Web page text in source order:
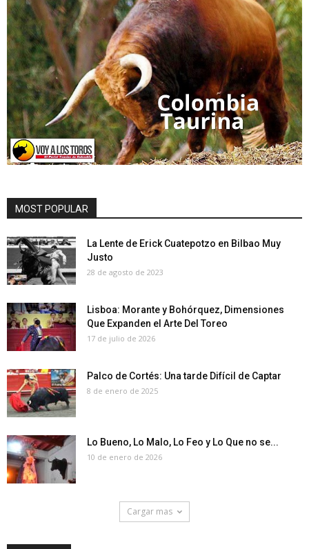
MOST POPULAR
La Lente de Erick Cuatepotzo en Bilbao Muy
Justo
28 de agosto de 2023
Lisboa: Morante y Bohórquez, Dimensiones
Que Expanden el Arte Del Toreo
17 de julio de 2026
Palco de Cortés: Una tarde Difícil de Captar
8 de enero de 2025
Lo Bueno, Lo Malo, Lo Feo y Lo Que no se...
10 de enero de 2026
Cargar mas